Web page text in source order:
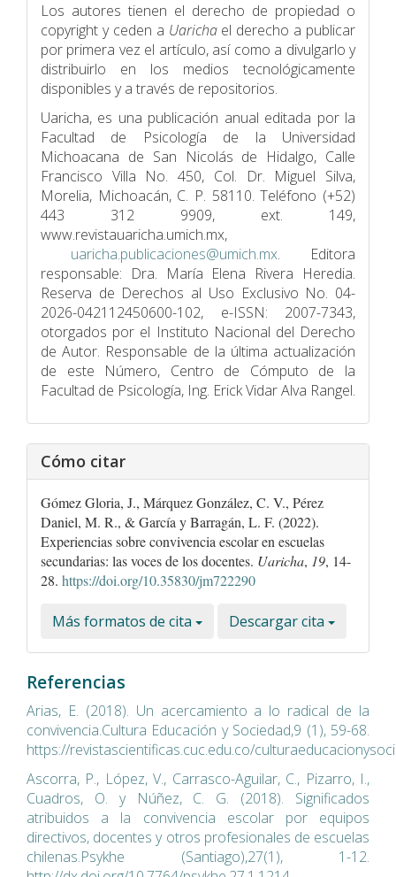
Los autores tienen el derecho de propiedad o
copyright y ceden a Uaricha el derecho a publicar
por primera vez el artículo, así como a divulgarlo y
distribuirlo en los medios tecnológicamente
disponibles y a través de repositorios.
Uaricha, es una publicación anual editada por la
Facultad de Psicologí­a de la Universidad
Michoacana de San Nicolás de Hidalgo, Calle
Francisco Villa No. 450, Col. Dr. Miguel Silva,
Morelia, Michoacán, C. P. 58110. Teléfono (+52)
443 312 9909, ext. 149,
www.revistauaricha.umich.mx,
uaricha.publicaciones@umich.mx. Editora
responsable: Dra. María Elena Rivera Heredia.
Reserva de Derechos al Uso Exclusivo No. 04-
2026-042112450600-102, e-ISSN: 2007-7343,
otorgados por el Instituto Nacional del Derecho
de Autor. Responsable de la última actualización
de este Número, Centro de Cómputo de la
Facultad de Psicologí­a, Ing. Erick Vidar Alva Rangel.
Cómo citar
Gómez Gloria, J., Márquez González, C. V., Pérez
Daniel, M. R., & García y Barragán, L. F. (2022).
Experiencias sobre convivencia escolar en escuelas
secundarias: las voces de los docentes. Uaricha, 19, 14-
28. https://doi.org/10.35830/jm722290
Más formatos de cita Descargar cita
Referencias
Arias, E. (2018). Un acercamiento a lo radical de la
convivencia.Cultura Educación y Sociedad,9 (1), 59-68.
https://revistascientificas.cuc.edu.co/
Ascorra, P., López, V., Carrasco-Aguilar, C., Pizarro, I.,
Cuadros, O. y Núñez, C. G. (2018). Significados
atribuidos a la convivencia escolar por equipos
directivos, docentes y otros profesionales de escuelas
chilenas.Psykhe (Santiago),27(1), 1-12.